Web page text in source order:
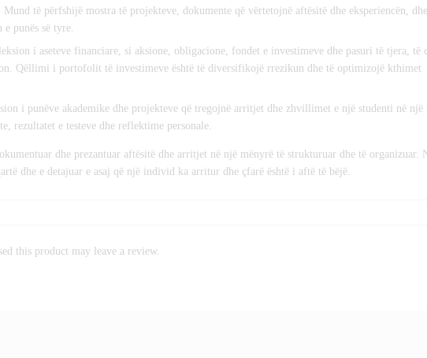
të përfshijë mostra të projekteve, dokumente që vërtetojnë aftësitë dhe eksperiencën,
punës së tyre.
i aseteve financiare, si aksione, obligacione, fondet e investimeve dhe pasuri të tjera, të
Qëllimi i portofolit të investimeve është të diversifikojë rrezikun dhe të optimizojë kthimet
i punëve akademike dhe projekteve që tregojnë arritjet dhe zhvillimet e një studenti në një
rezultatet e testeve dhe reflektime personale.
dhe prezantuar aftësitë dhe arritjet në një mënyrë të strukturuar dhe të organizuar.
dhe e detajuar e asaj që një individ ka arritur dhe çfarë është i aftë të bëjë.
this product may leave a review.